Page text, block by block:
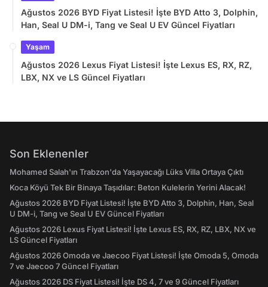
Ağustos 2026 BYD Fiyat Listesi! İşte BYD Atto 3, Dolphin,
Han, Seal U DM-i, Tang ve Seal U EV Güncel Fiyatları
Yaşam
Ağustos 2026 Lexus Fiyat Listesi! İşte Lexus ES, RX, RZ,
LBX, NX ve LS Güncel Fiyatları
Son Eklenenler
Mohamed Salah'ın Trabzon'da Yaşayacağı Lüks Villa Ortaya Çıktı
Koca Köyü Tek Bir Binaya Taşıdılar: Beton Kulelerin Yerini Alacak!
Ağustos 2026 BYD Fiyat Listesi! İşte BYD Atto 3, Dolphin, Han, Seal
U DM-i, Tang ve Seal U EV Güncel Fiyatları
Ağustos 2026 Lexus Fiyat Listesi! İşte Lexus ES, RX, RZ, LBX, NX ve
LS Güncel Fiyatları
Ağustos 2026 Omoda ve Jaecoo Fiyat Listesi! İşte Omoda 5, Omoda
7 ve Jaecoo 7 Güncel Fiyatları
Ağustos 2026 DS Fiyat Listesi! İşte DS 4, 7 ve 9 Güncel Fiyatları